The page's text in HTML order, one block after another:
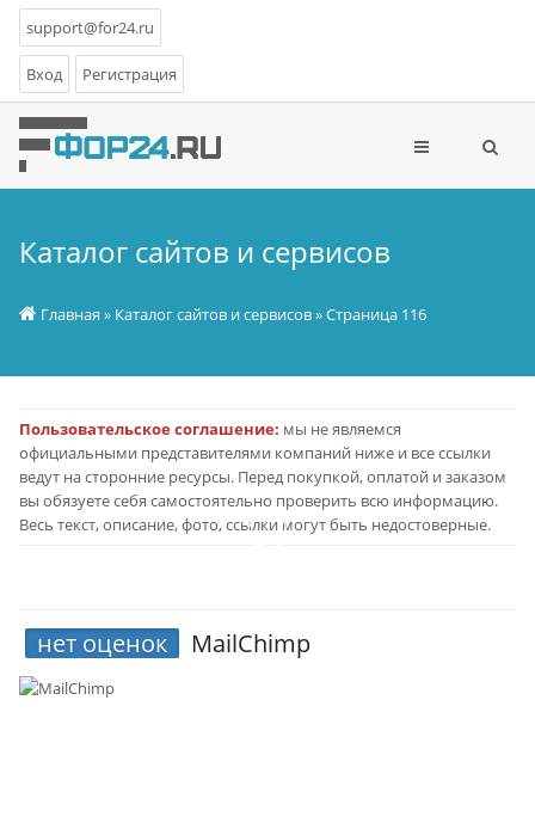
support@for24.ru
Вход Регистрация
Каталог сайтов и сервисов
Главная » Каталог сайтов и сервисов» Страница 116
Пользовательское соглашение: мы не являемся
официальными представителями компаний ниже и все ссылки
ведут на сторонние ресурсы. Перед покупкой, оплатой и заказом
вы обязуете себя самостоятельно проверить всю информацию.
Весь текст, описание, фото, ссылки могут быть недостоверные.
нет оценок MailChimp